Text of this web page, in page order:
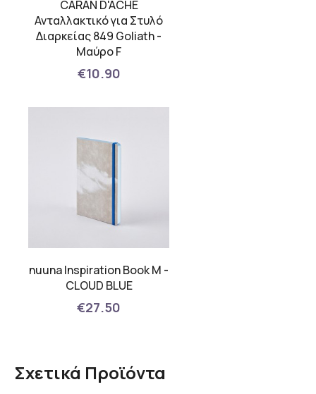
CARAN D'ACHE
Ανταλλακτικό για Στυλό
Διαρκείας 849 Goliath -
Μαύρο F
€10.90
nuuna Inspiration Book M -
CLOUD BLUE
€27.50
Σχετικά Προϊόντα